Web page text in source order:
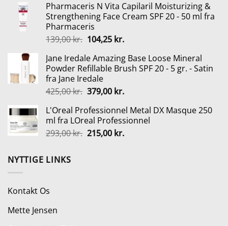
var:
129,00 kr..
er:
99,00 kr..
Pharmaceris N Vita Capilaril Moisturizing &
Strengthening Face Cream SPF 20 - 50 ml fra
Pharmaceris
139,00kr. Den
pris
var:
139,00 kr..
104,25 kr.Den
pris
er:
Jane Iredale Amazing Base Loose Mineral
Powder Refillable Brush SPF 20 - 5 gr. - Satin
fra Jane Iredale
425,00kr. Den
pris
var:
425,00 kr..
379,00 kr.Den
pris
er:
379,00 kr..
L'Oreal Professionnel Metal DX Masque 250
ml fra LOreal Professionnel
293,00kr. Den
215,00 kr.Den
NYTTIGE LINKS
Kontakt Os
Mette Jensen